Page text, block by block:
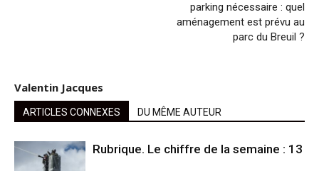
parking nécessaire : quel
aménagement est prévu au
parc du Breuil ?
Valentin Jacques
ARTICLES CONNEXES DU MÊME AUTEUR
Rubrique. Le chiffre de la semaine : 13